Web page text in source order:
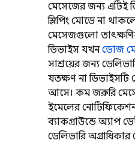
মেসেজের জন্য এটিই
স্লিপিং মোডে না
মেসেজগুলো
ডিভাইস যখনডোজ
সাশ্রয়ের জন্য
যতক্ষণ না
আসে। কম জরুরি
ইমেলের
ব্যাকগ্রাউন্ডে অ্যাপ
ডেলিভারি অগ্রাধিকার